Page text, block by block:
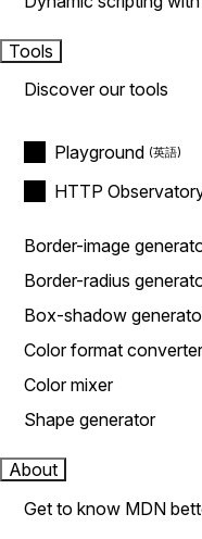
Tools
Discover our tools
Playground
HTTP
Border-image
Border-radius
Box-shadow
Color format
Color mixer
Shape generator
About
Get to know MDN